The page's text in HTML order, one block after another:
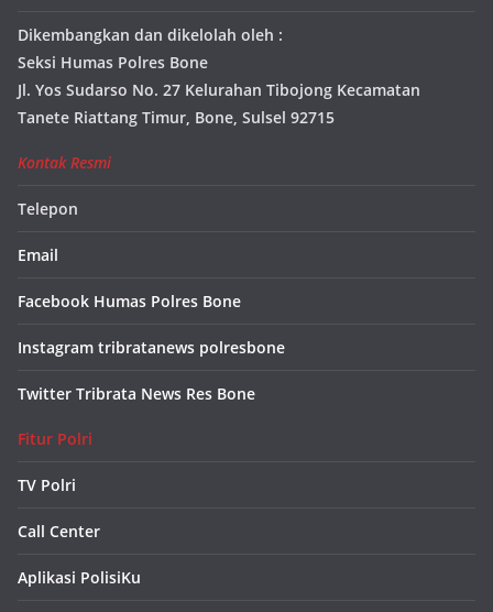
Dikembangkan dan dikelolah oleh :
Seksi Humas Polres Bone
Jl. Yos Sudarso No. 27 Kelurahan Tibojong Kecamatan
Tanete Riattang Timur, Bone, Sulsel 92715
Kontak Resmi
Telepon
Email
Facebook Humas Polres Bone
Instagram tribratanews polresbone
Twitter Tribrata News Res Bone
Fitur Polri
TV Polri
Call Center
Aplikasi PolisiKu